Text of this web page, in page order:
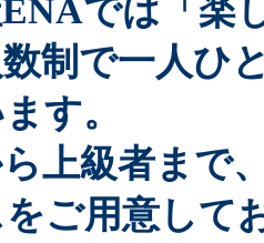
では「楽
制で一人ひ
ます。
上級者まで
ご用意して